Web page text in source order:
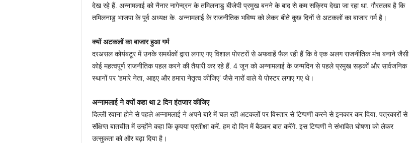
देख रहे हैं. अन्नामलाई को नैनार नागेन्द्रन के तमिलनाडु बीजेपी प्रमुख बनने के बाद से कम सक्रिय देखा जा रहा था. गौरतलब है कि
तमिलनाडु भाजपा के पूर्व अध्यक्ष के. अन्नामलाई के राजनीतिक भविष्य को लेकर बीते कुछ दिनों से अटकलों का बाजार गर्म है।
क्यों अटकलों का बाजार हुआ गर्म
दरअसल कोयंबटूर में उनके समर्थकों द्वारा लगाए गए विशाल पोस्टरों से अफवाहें फैल रही हैं कि वे एक अलग राजनीतिक मंच बनाने जैसी
कोई महत्वपूर्ण राजनीतिक पहल करने की तैयारी कर रहे हैं. 4 जून को अन्नामलाई के जन्मदिन से पहले प्रमुख सड़कों और सार्वजनिक
स्थानों पर ‘हमारे नेता, आइए और हमारा नेतृत्व कीजिए’ जैसे नारों वाले ये पोस्टर लगाए गए थे।
अन्नामलाई ने क्यों कहा था 2 दिन इंतजार कीजिए
दिल्ली रवाना होने से पहले अन्नामलाई ने अपने बारे में चल रही अटकलों पर विस्तार से टिप्पणी करने से इनकार कर दिया. पत्रकारों से
संक्षिप्त बातचीत में उन्होंने कहा कि कृपया प्रतीक्षा करें. हम दो दिन में बैठकर बात करेंगे. इस टिप्पणी ने संभावित घोषणा को लेकर
उत्सुकता को और बढ़ा दिया है।